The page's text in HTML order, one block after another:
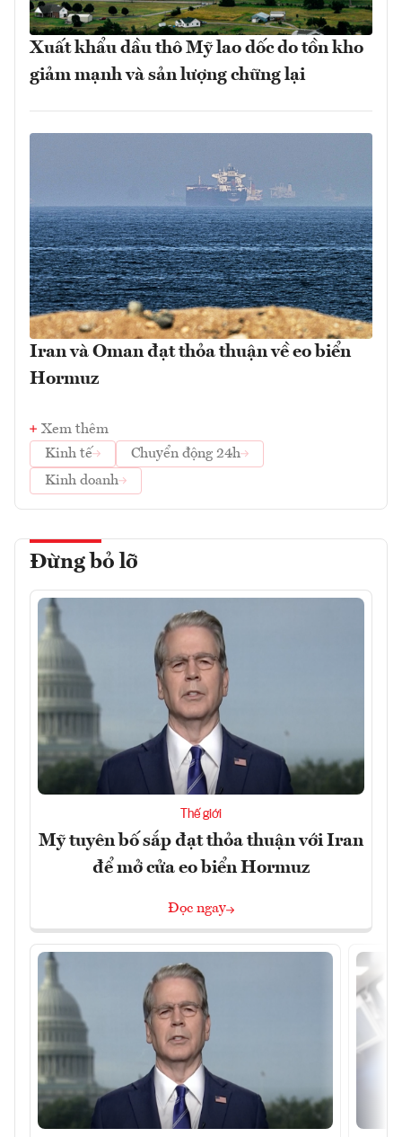
Xuất khẩu dầu thô Mỹ lao dốc do tồn kho
giảm mạnh và sản lượng chững lại
Iran và Oman đạt thỏa thuận về eo biển
Hormuz
Xem thêm
Kinh tế
Chuyển động 24h
Kinh doanh
Đừng bỏ lỡ
Thế giới
Mỹ tuyên bố sắp đạt thỏa thuận với Iran
để mở cửa eo biển Hormuz
Đọc ngay